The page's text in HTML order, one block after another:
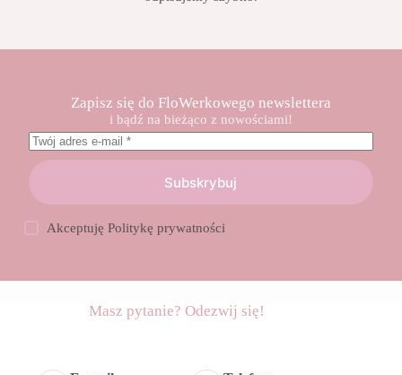
Zapisz się do FloWerkowego newslettera
i bądź na bieżąco z nowościami!
Subskrybuj
AkceptujęPolitykę prywatności
Masz pytanie? Odezwij się!